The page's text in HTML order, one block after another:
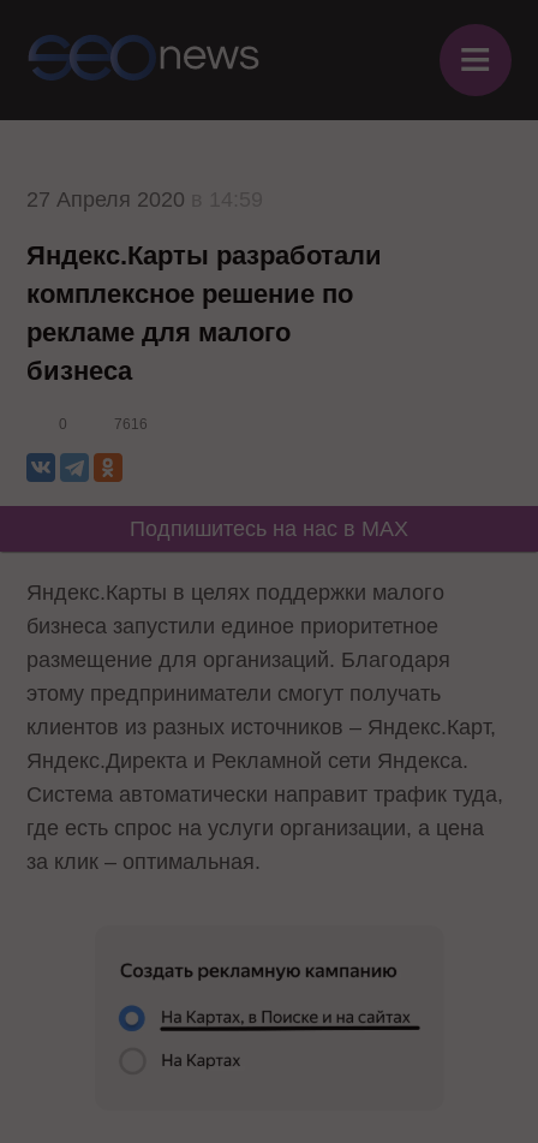
≡
27 Апреля 2020
Яндекс.Карты разработали
комплексное решение по
рекламе для малого
бизнеса
0 7616
Подпишитесь на нас в MAX
Яндекс.Карты в целях поддержки малого
бизнеса запустили единое приоритетное
размещение для организаций. Благодаря
этому предприниматели смогут получать
клиентов из разных источников – Яндекс.Карт,
Яндекс.Директа и Рекламной сети Яндекса.
Система автоматически направит трафик туда,
где есть спрос на услуги организации, а цена
за клик – оптимальная.